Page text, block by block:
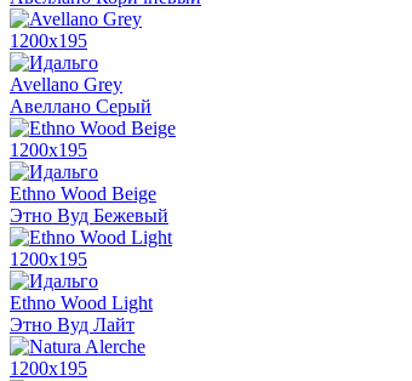
1200x195
Avellano Grey
Авеллано Серый
1200x195
Ethno Wood Beige
Этно Вуд Бежевый
1200x195
Ethno Wood Light
Этно Вуд Лайт
1200x195